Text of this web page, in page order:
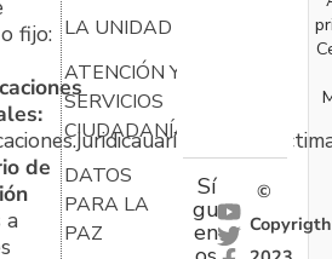
fijo:
de
a
LA UNIDAD
ATENCIÓN Y
SERVICIOS
CIUDADANÍA
DATOS
PARA LA
PAZ
Sí
gu
en
©
Copyrigth